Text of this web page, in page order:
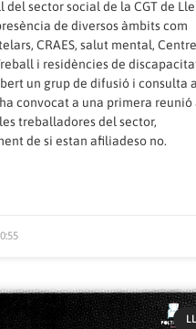
del sector social de la CGT de
de diversos àmbits com
CRAES, salut mental,
i residències de
un grup de difusió i consulta a
convocat a una primera reunió
treballadores del sector,
de si estan afiliadeso no.